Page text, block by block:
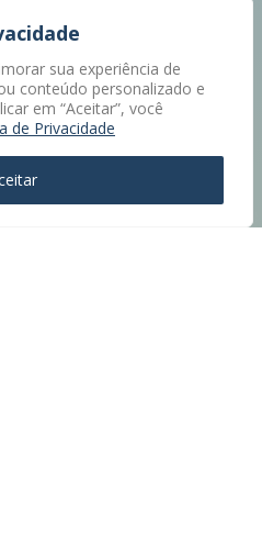
sua experiência de
conteúdo personalizado e
em “Aceitar”, você
de Privacidade